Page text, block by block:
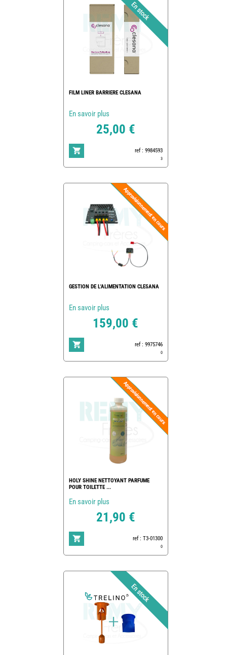
FILM LINER BARRIERE CLESANA
En savoir plus
25,00 €
ref : 9984593
3
GESTION DE L'ALIMENTATION CLESANA
En savoir plus
159,00 €
ref : 9975746
0
HOLY SHINE NETTOYANT PARFUME
POUR TOILETTE ...
En savoir plus
21,90 €
ref : T3-01300
0